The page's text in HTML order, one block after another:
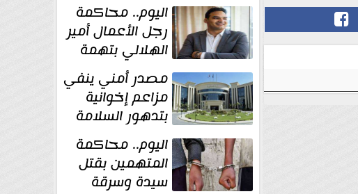
اليوم.. محاكمة
رجل الأعمال أمير
الهلالي بتهمة
غسل الأموال
مصدر أمني ينفي
مزاعم إخوانية
بتدهور السلامة
الإنشائية لأحد
مراكز الإصلاح والتأهيل
اليوم.. محاكمة
المتهمين بقتل
سيدة وسرقة